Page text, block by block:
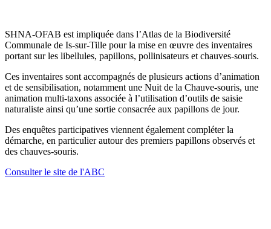
SHNA-OFAB est impliquée dans l’Atlas de la Biodiversité
Communale de Is-sur-Tille pour la mise en œuvre des inventaires
portant sur les libellules, papillons, pollinisateurs et chauves-souris.
Ces inventaires sont accompagnés de plusieurs actions d’animation
et de sensibilisation, notamment une Nuit de la Chauve-souris, une
animation multi-taxons associée à l’utilisation d’outils de saisie
naturaliste ainsi qu’une sortie consacrée aux papillons de jour.
Des enquêtes participatives viennent également compléter la
démarche, en particulier autour des premiers papillons observés et
des chauves-souris.
Consulter le site de l'ABC